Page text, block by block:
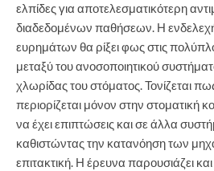
ελπίδες για αποτελεσματικότερη
διαδεδομένων παθήσεων. Η
ευρημάτων θα ρίξει φως στις
μεταξύ του ανοσοποιητικού
χλωρίδας του στόματος. Τονίζεται
περιορίζεται μόνον στην στοματική
να έχει επιπτώσεις και σε άλλα
καθιστώντας την κατανόηση των
επιτακτική. Η έρευνα παρουσιάζει